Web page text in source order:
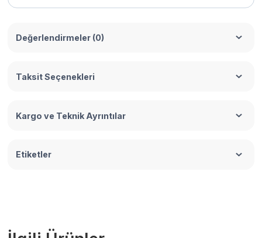
Değerlendirmeler (0)
Taksit Seçenekleri
Kargo ve Teknik Ayrıntılar
Etiketler